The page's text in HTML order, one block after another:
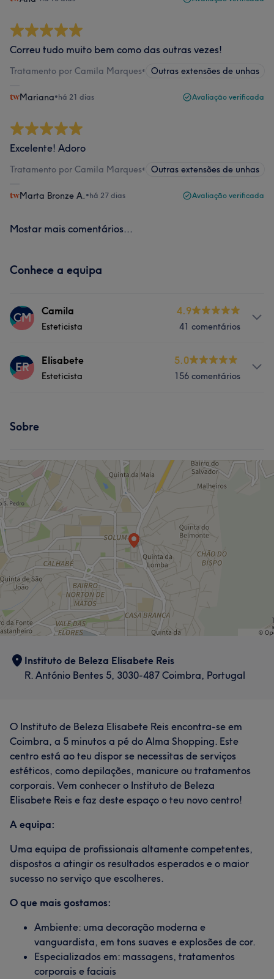
Correu tudo muito bem como das outras vezes!
Tratamento por Camila Marques• Outras extensões de unhas
Mariana•há 21 dias Avaliação verificada
Excelente! Adoro
Tratamento por Camila Marques• Outras extensões de unhas
Marta Bronze A. •há 27 dias Avaliação verificada
Mostar mais comentários...
Conhece a equipa
CM Camila
Esteticista
4.9
41 comentários
Serviços
ER Elisabete
Esteticista
5.0
156 comentários
Tratamento Facial Tratamento Corporal
Tratamento de unhas
O que os teus clientes dizem sobre Elisabete
Skilled 7 Good attention to detail
Sobre
Instituto de Beleza Elisabete Reis
R. António Bentes 5, 3030-487 Coimbra, Portugal
O Instituto de Beleza Elisabete Reis encontra-se em
Coimbra, a 5 minutos a pé do Alma Shopping. Este
centro está ao teu dispor se necessitas de serviços
estéticos, como depilações, manicure ou tratamentos
corporais. Vem conhecer o Instituto de Beleza
Elisabete Reis e faz deste espaço o teu novo centro!
A equipa:
Uma equipa de profissionais altamente competentes,
dispostos a atingir os resultados esperados e o maior
sucesso no serviço que escolheres.
O que mais gostamos:
Ambiente: uma decoração moderna e
vanguardista, em tons suaves e explosões de cor.
Especializados em: massagens, tratamentos
corporais e faciais